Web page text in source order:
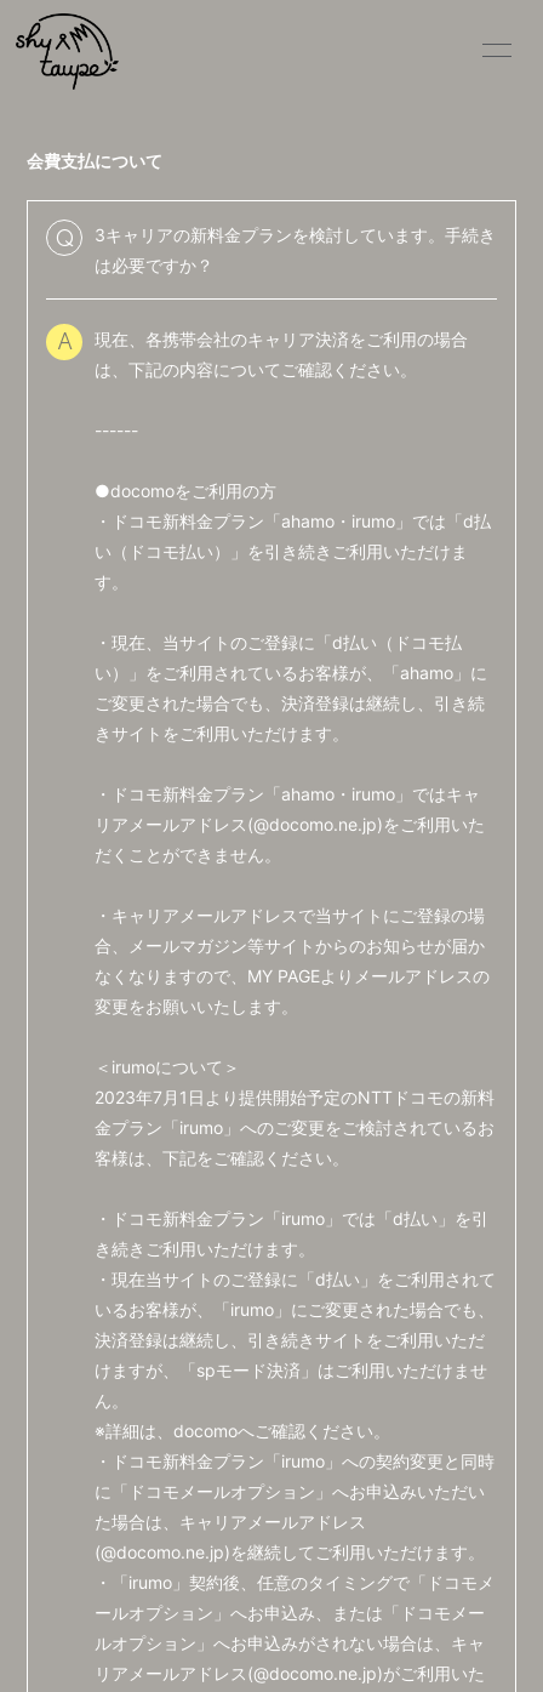
NEWS
SCHEDULE
PROFILE
GOODS
CONTACT
会費支払について
Q
3キャリアの新料金プランを検討しています。手続き
は必要ですか？
A
現在、各携帯会社のキャリア決済をご利用の場合
は、下記の内容についてご確認ください。
------
●docomoをご利用の方
・ドコモ新料金プラン「ahamo・irumo」では「d払
い（ドコモ払い）」を引き続きご利用いただけま
す。
・現在、当サイトのご登録に「d払い（ドコモ払
い）」をご利用されているお客様が、「ahamo」に
ご変更された場合でも、決済登録は継続し、引き続
きサイトをご利用いただけます。
・ドコモ新料金プラン「ahamo・irumo」ではキャ
リアメールアドレス(@docomo.ne.jp)をご利用いた
だくことができません。
・キャリアメールアドレスで当サイトにご登録の場
合、メールマガジン等サイトからのお知らせが届か
なくなりますので、MY PAGEよりメールアドレスの
変更をお願いいたします。
＜irumoについて＞
2023年7月1日より提供開始予定のNTTドコモの新料
金プラン「irumo」へのご変更をご検討されているお
客様は、下記をご確認ください。
・ドコモ新料金プラン「irumo」では「d払い」を引
き続きご利用いただけます。
・現在当サイトのご登録に「d払い」をご利用されて
いるお客様が、「irumo」にご変更された場合でも、
決済登録は継続し、引き続きサイトをご利用いただ
けますが、「spモード決済」はご利用いただけませ
ん。
※詳細は、docomoへご確認ください。
・ドコモ新料金プラン「irumo」への契約変更と同時
に「ドコモメールオプション」へお申込みいただい
た場合は、キャリアメールアドレス
(@docomo.ne.jp)を継続してご利用いただけます。
・「irumo」契約後、任意のタイミングで「ドコモメ
ールオプション」へお申込み、または「ドコモメー
ルオプション」へお申込みがされない場合は、キャ
リアメールアドレス(@docomo.ne.jp)がご利用いた